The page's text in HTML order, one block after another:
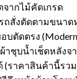
จากไม้คัดเกรด
ถสั่งตัดตามขนา
ตัดตรง
าชุบน้ำเช็ดหลังจ
ราคาสินค้านี้รวม